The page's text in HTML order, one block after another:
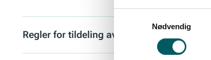
Nødvendig
Regler for tildeling av kursplass